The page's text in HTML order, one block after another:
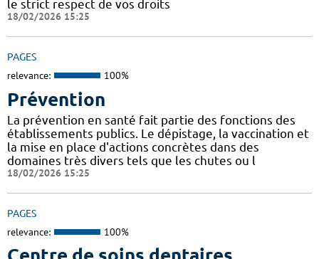
le strict respect de vos droits
18/02/2026 15:25
PAGES
relevance: 100%
Prévention
La prévention en santé fait partie des fonctions des
établissements publics. Le dépistage, la vaccination et
la mise en place d'actions concrètes dans des
domaines très divers tels que les chutes ou l
18/02/2026 15:25
PAGES
relevance: 100%